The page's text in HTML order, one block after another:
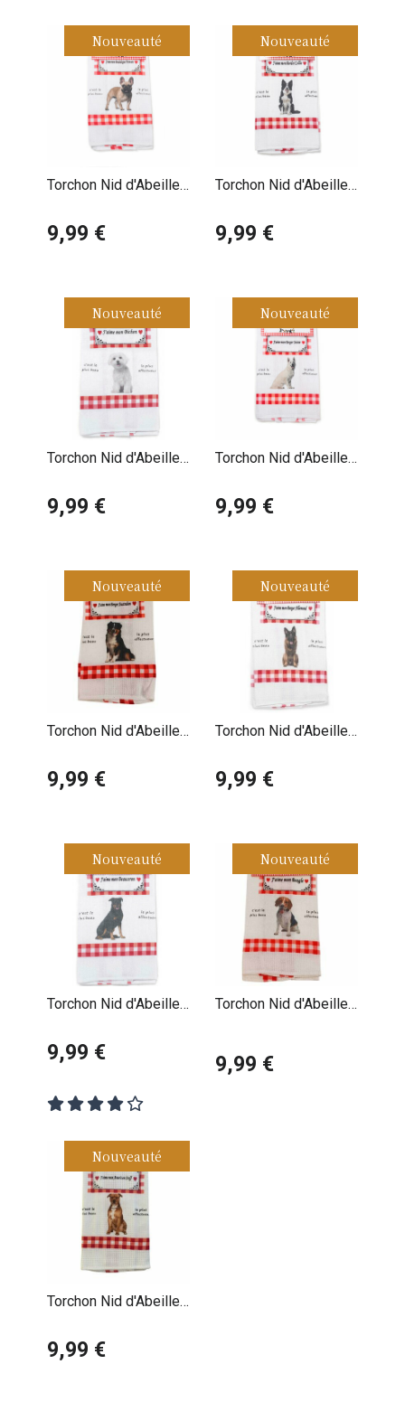
Nouveauté
Torchon Nid d'Abeille
9,99 €
Nouveauté
Torchon Nid d'Abeille
9,99 €
Nouveauté
Torchon Nid d'Abeille
9,99 €
Nouveauté
Torchon Nid d'Abeille
9,99 €
Nouveauté
Torchon Nid d'Abeille
9,99 €
Nouveauté
Torchon Nid d'Abeille
9,99 €
Nouveauté
Torchon Nid d'Abeille
Beauceron
9,99 €
Nouveauté
Torchon Nid d'Abeille
9,99 €
Nouveauté
Torchon Nid d'Abeille
Staffordshire Terrier
9,99 €